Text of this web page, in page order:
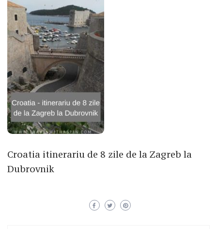
Croatia itinerariu de 8 zile de la Zagreb la
Dubrovnik